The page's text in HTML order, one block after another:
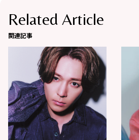
Related Article
関連記事